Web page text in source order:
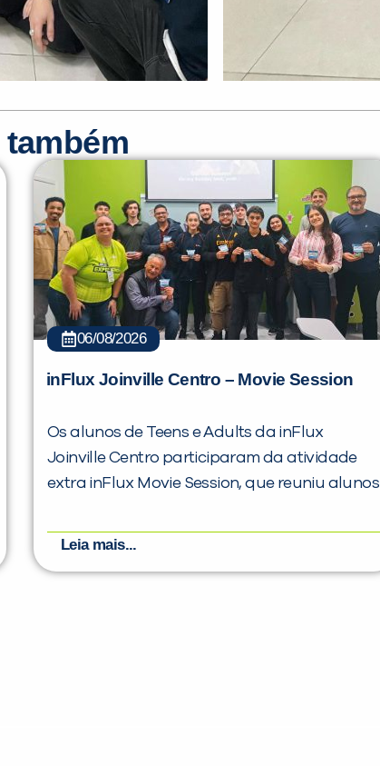
06/08/2026
inFlux Joinville Centro – Movie Session
Os alunos de Teens e Adults da inFlux
Joinville Centro participaram da atividade
extra inFlux Movie Session, que reuniu alunos
Leia mais...